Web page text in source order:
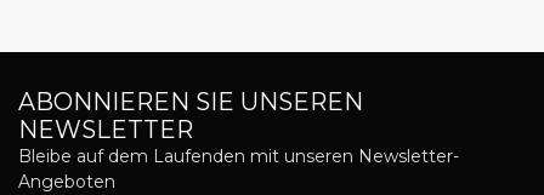
ABONNIEREN SIE UNSEREN
NEWSLETTER
Bleibe auf dem Laufenden mit unseren Newsletter-
Angeboten